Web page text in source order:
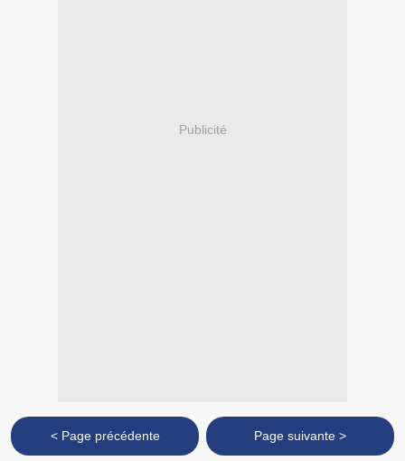
Publicité
< Page précédente Page suivante >